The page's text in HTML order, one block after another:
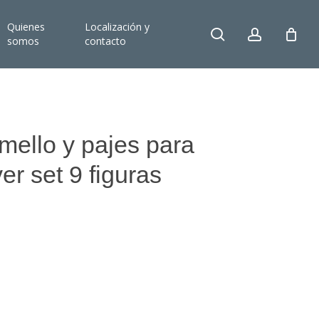
Quienes
somos
Localización y
contacto
search account
y pajes para
set 9 figuras